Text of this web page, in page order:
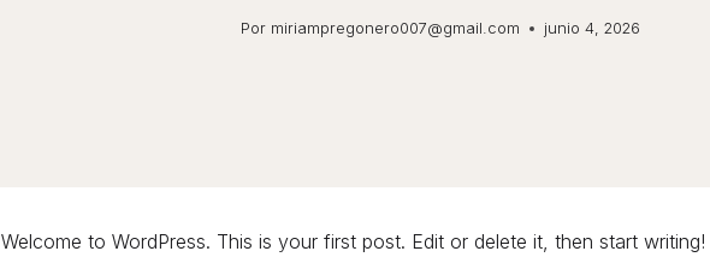
Por miriampregonero007@gmail.com junio 4, 2026
Welcome to WordPress. This is your first post. Edit or delete it, then start writing!